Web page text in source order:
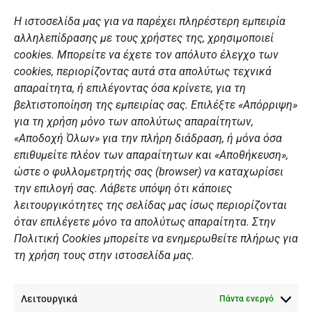
Η ιστοσελίδα μας για να παρέχει πληρέστερη εμπειρία
αλληλεπίδρασης με τους χρήστες της, χρησιμοποιεί
cookies. Μπορείτε να έχετε τον απόλυτο έλεγχο των
cookies, περιορίζοντας αυτά στα απολύτως τεχνικά
απαραίτητα, ή επιλέγοντας όσα κρίνετε, για τη
βελτιστοποίηση της εμπειρίας σας. Επιλέξτε «Απόρριψη»
για τη χρήση μόνο των απολύτως απαραίτητων,
«Αποδοχή Όλων» για την πλήρη διάδραση, ή μόνα όσα
επιθυμείτε πλέον των απαραίτητων και «Αποθήκευση»,
ώστε ο φυλλομετρητής σας (browser) να καταχωρίσει
την επιλογή σας. Λάβετε υπόψη ότι κάποιες
λειτουργικότητες της σελίδας μας ίσως περιορίζονται
όταν επιλέγετε μόνο τα απολύτως απαραίτητα. Στην
Πολιτική Cookies μπορείτε να ενημερωθείτε πλήρως για
τη χρήση τους στην ιστοσελίδα μας.
Λειτουργικά Πάντα ενεργό
e
b
o
o
k
t
a
g
r
a
m
t
u
b
e
n
k
e
d
i
n
ΣΎΝΔΕΣΜΟΙ
Αθλητικές σχολές
Διάπλους
Χορηγοί
Summer Camp
ΠΡΟΣΩΠΙΚΑ ΔΕΔΟΜΕΝΑ
Πολιτική Ιστοσελίδας
Πολιτική Cookies Iστοσελίδας
Γενική Πολιτική ΝΟΒ
Ενημέρωση Summer Camp